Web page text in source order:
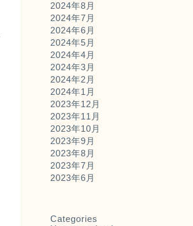
2024年8月
2024年7月
2024年6月
2024年5月
2024年4月
2024年3月
2024年2月
2024年1月
2023年12月
2023年11月
2023年10月
2023年9月
2023年8月
2023年7月
2023年6月
Categories